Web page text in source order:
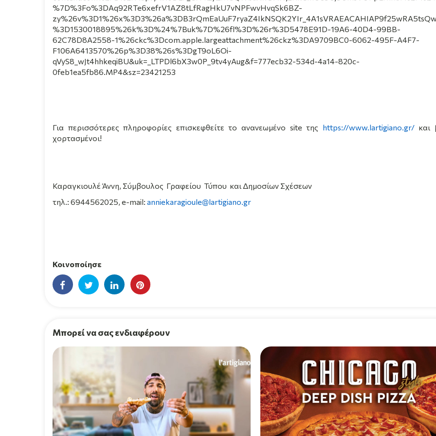
%7D%3Fo%3DAq92RTe6xefrV1AZ8tLfRagHkU7vNPFwvHvqSk6BZ-
%3D1530018895%26k%3D%24%7Buk%7D%26fl%3D%26r%3D5478E91D-19A6-40D4-99BB-
62C78D8A2558-1%26ckc%3Dcom.apple.largeattachment%26ckz%3DA9709BC0-6062-495F-A4F7-
F106A6413570%26p%3D38%26s%3DgT9oL6Oi-
qVyS8_wJt4hhkeqiBU&uk=_LTPDl6bX3w0P_9tv4yAug&f=777ecb32-534d-4a14-820c-
0feb1ea5fb86.MP4&sz=23421253
Για περισσότερες πληροφορίες επισκεφθείτε το ανανεωμένο site της https://www.lartigiano.gr/και
χορτασμένοι!
Καραγκιουλέ Άννη, Σύμβουλος Γραφείου Τύπου και Δημοσίων Σχέσεων
τηλ.: 6944562025, e-mail: anniekaragioule@lartigiano.gr
Κοινοποίησε
Μπορεί να σας ενδιαφέρουν